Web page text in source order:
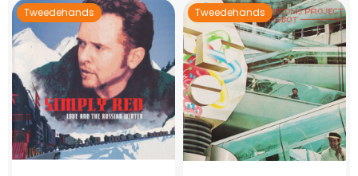
Tweedehands Tweedehands